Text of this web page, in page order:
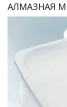
АЛМАЗНАЯ